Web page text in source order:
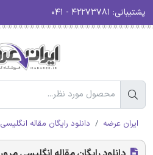
پشتیبانی:
ایران عرضه دانلود رایگان مقاله